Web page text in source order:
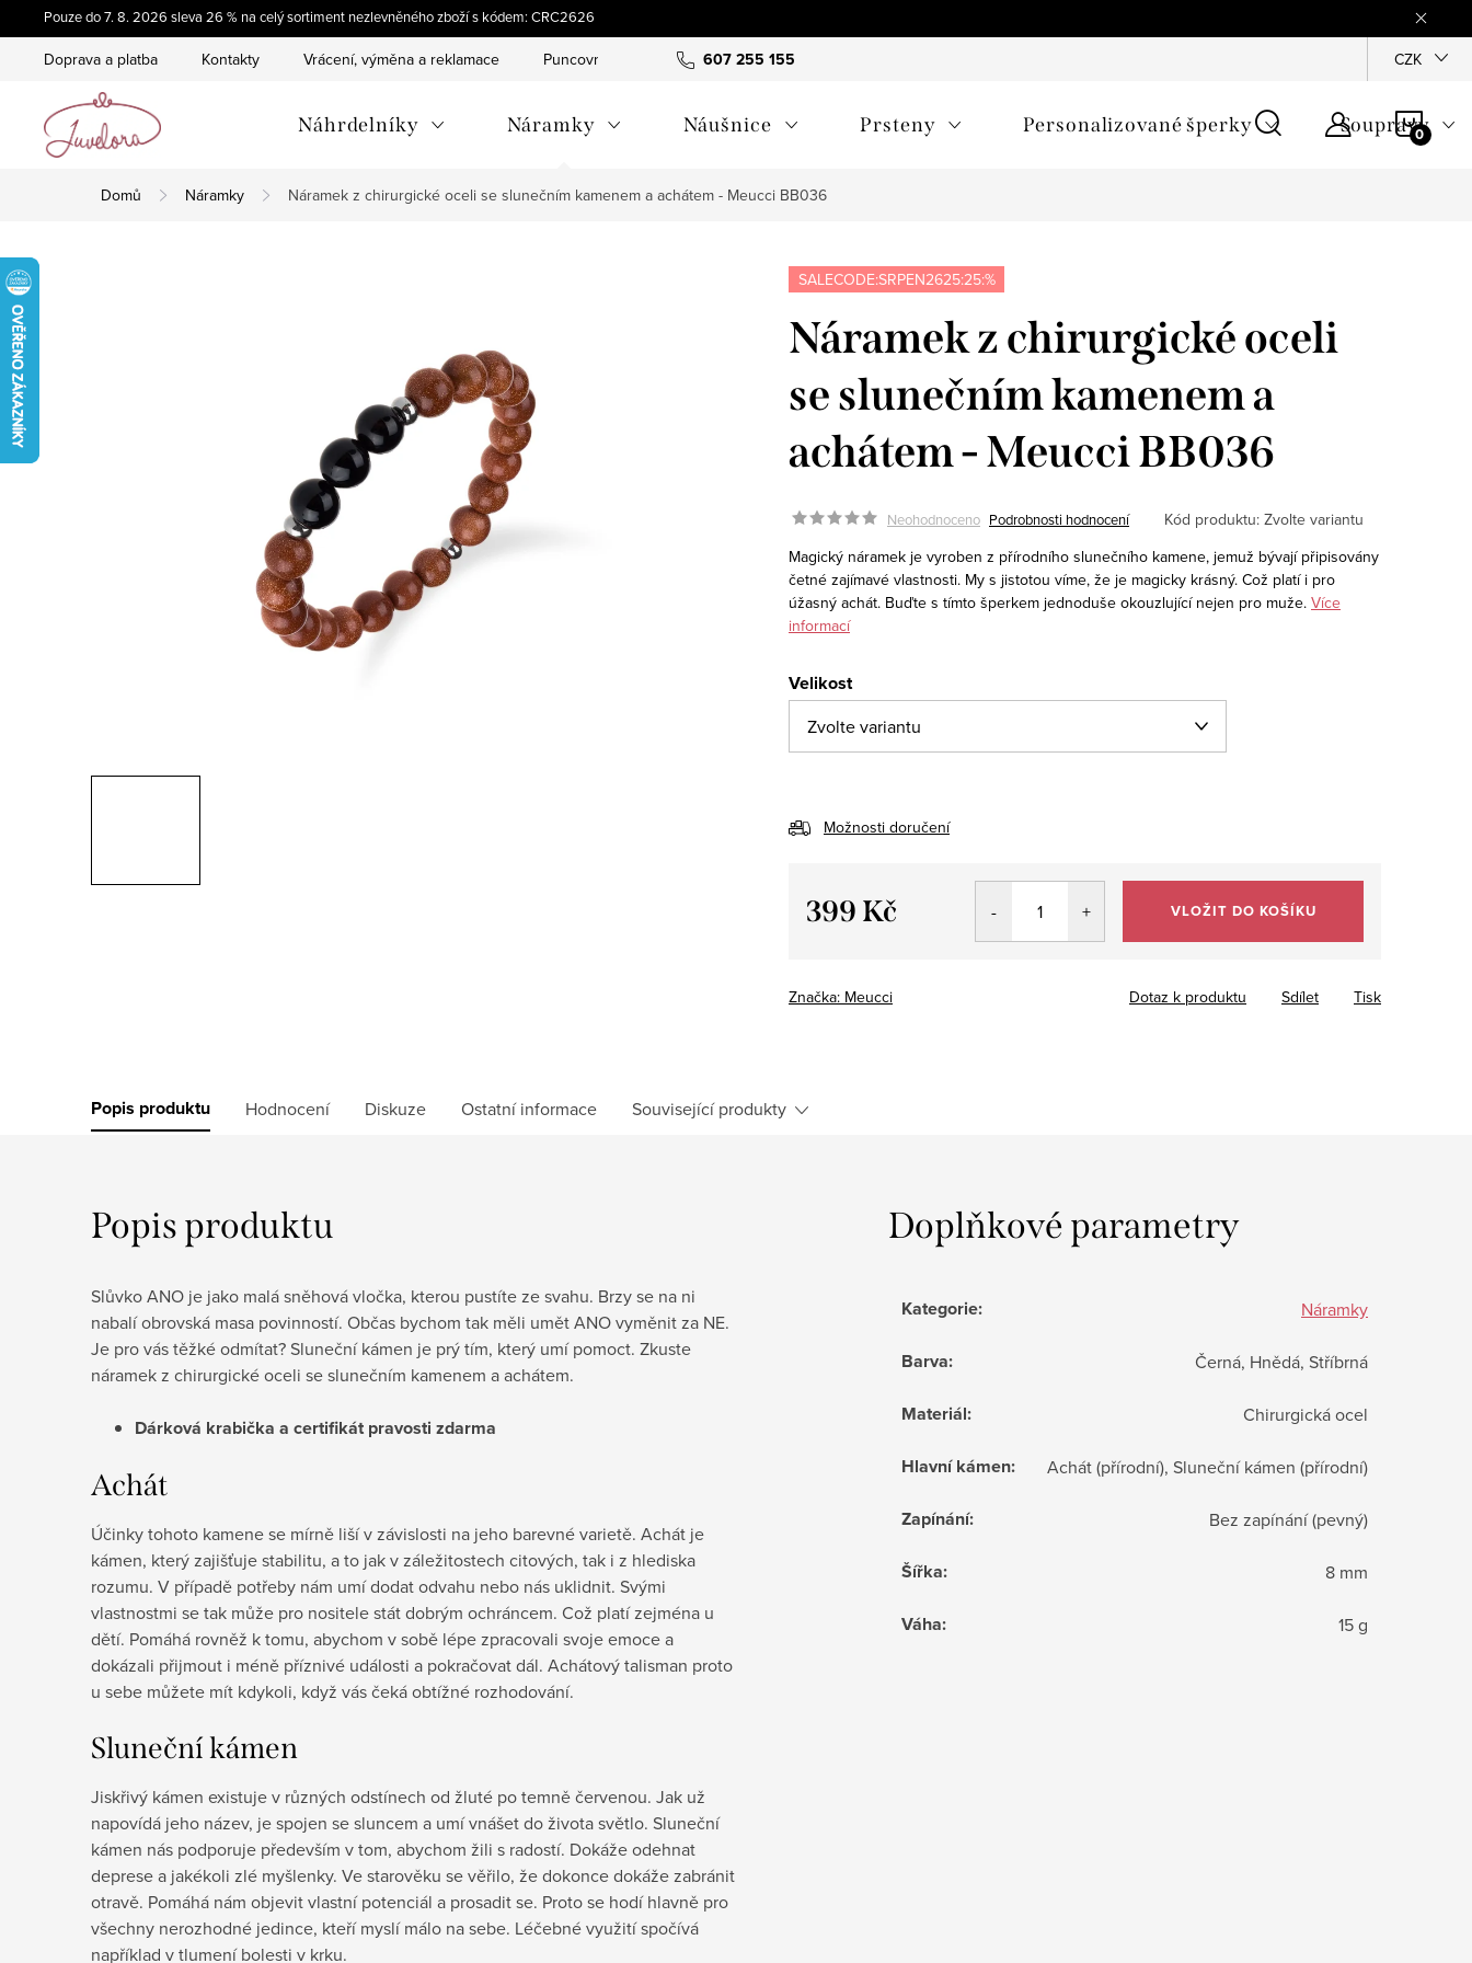
na
Pouze do 7. 8. 2026 sleva 26 % na celý sortiment nezlevněného zboží s kódem: CRC2626
607 255 155
Doprava a platba Kontakty Vrácení, výměna a reklamace Puncovní značky Hodnocení obchodu Jak
CZK
Náhrdelníky Náramky Náušnice Prsteny Personalizované šperky Soupravy
Domů Náramky Náramek z chirurgické oceli se slunečním kamenem a achátem - Meucci BB036
SALECODE:SRPEN2625:25:%
Náramek z chirurgické oceli
se slunečním kamenem a
achátem - Meucci BB036
Neohodnoceno Podrobnosti hodnocení Kód produktu: Zvolte variantu
Magický náramek je vyroben z přírodního slunečního kamene, jemuž bývají připisovány
četné zajímavé vlastnosti. My s jistotou víme, že je magicky krásný. Což platí i pro
úžasný achát. Buďte s tímto šperkem jednoduše okouzlující nejen pro muže. Více
informací
Velikost
Možnosti doručení
399 Kč VLOŽIT DO KOŠÍKU
Značka: Meucci Tisk
Dotaz k produktu Sdílet
Popis produktu Hodnocení Diskuze Ostatní informace Související produkty
Popis produktu
Slůvko ANO je jako malá sněhová vločka, kterou pustíte ze svahu. Brzy se na ni
nabalí obrovská masa povinností. Občas bychom tak měli umět ANO vyměnit za NE.
Je pro vás těžké odmítat? Sluneční kámen je prý tím, který umí pomoct. Zkuste
náramek z chirurgické oceli se slunečním kamenem a achátem.
Dárková krabička a certifikát pravosti zdarma
Achát
Účinky tohoto kamene se mírně liší v závislosti na jeho barevné varietě. Achát je
kámen, který zajišťuje stabilitu, a to jak v záležitostech citových, tak i z hlediska
rozumu. V případě potřeby nám umí dodat odvahu nebo nás uklidnit. Svými
vlastnostmi se tak může pro nositele stát dobrým ochráncem. Což platí zejména u
dětí. Pomáhá rovněž k tomu, abychom v sobě lépe zpracovali svoje emoce a
dokázali přijmout i méně příznivé události a pokračovat dál. Achátový talisman proto
u sebe můžete mít kdykoli, když vás čeká obtížné rozhodování.
Sluneční kámen
Jiskřivý kámen existuje v různých odstínech od žluté po temně červenou. Jak už
napovídá jeho název, je spojen se sluncem a umí vnášet do života světlo. Sluneční
kámen nás podporuje především v tom, abychom žili s radostí. Dokáže odehnat
deprese a jakékoli zlé myšlenky. Ve starověku se věřilo, že dokonce dokáže zabránit
otravě. Pomáhá nám objevit vlastní potenciál a prosadit se. Proto se hodí hlavně pro
všechny nerozhodné jedince, kteří myslí málo na sebe. Léčebné využití spočívá
například v tlumení bolesti v krku.
Doplňkové parametry
Kategorie: Náramky
Barva: Černá, Hnědá, Stříbrná
Materiál: Chirurgická ocel
Hlavní kámen: Achát (přírodní), Sluneční kámen (přírodní)
Zapínání: Bez zapínání (pevný)
Šířka: 8 mm
Váha: 15 g